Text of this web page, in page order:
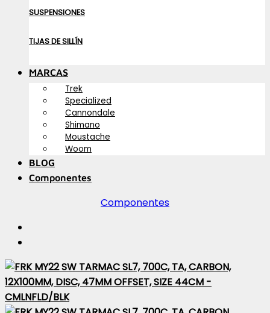
SUSPENSIONES
TIJAS DE SILLÍN
MARCAS
Trek
Specialized
Cannondale
Shimano
Moustache
Woom
BLOG
Componentes
Componentes